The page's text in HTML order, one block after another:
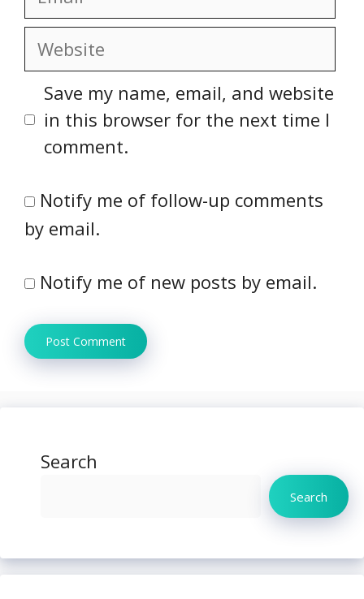
Website
Save my name, email, and website
in this browser for the next time I
comment.
Notify me of follow-up comments
by email.
Notify me of new posts by email.
Search
Search